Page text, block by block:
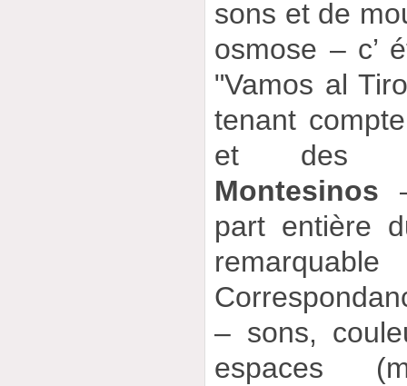
sons et de
osmose – c’
"Vamos al
tenant
et des
Montesinos
part entière
– sons,
espaces